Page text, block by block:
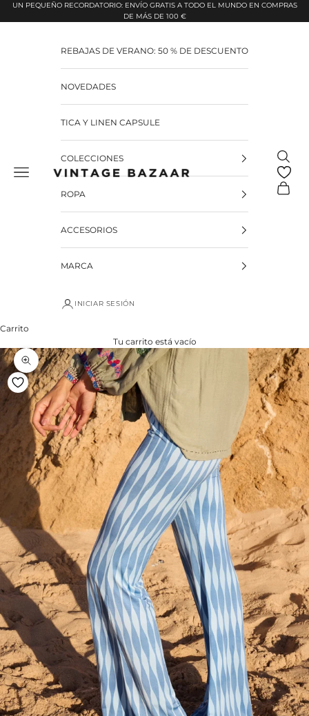
Pular para o conteúdo
UN PEQUEÑO RECORDATORIO: ENVÍO GRATIS A TODO EL MUNDO EN COMPRAS
DE MÁS DE 100 €
Vintage Bazaar
REBAJAS DE VERANO: 50 % DE DESCUENTO
NOVEDADES
TICA Y LINEN CAPSULE
COLECCIONES
ROPA
ACCESORIOS
MARCA
INICIAR SESIÓN
Carrito
Tu carrito está vacío
Zoom na imagem